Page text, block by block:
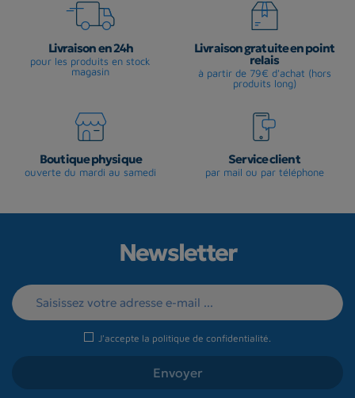
Livraison en 24h
pour les produits en stock
magasin
Livraison gratuite en point
relais
à partir de 79€ d'achat (hors
produits long)
Boutique physique
ouverte du mardi au samedi
Service client
par mail ou par téléphone
Newsletter
J'accepte la politique de confidentialité